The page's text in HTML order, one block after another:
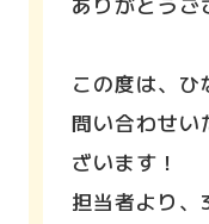
この度は、
問い合わせい
ざいます！
担当者より